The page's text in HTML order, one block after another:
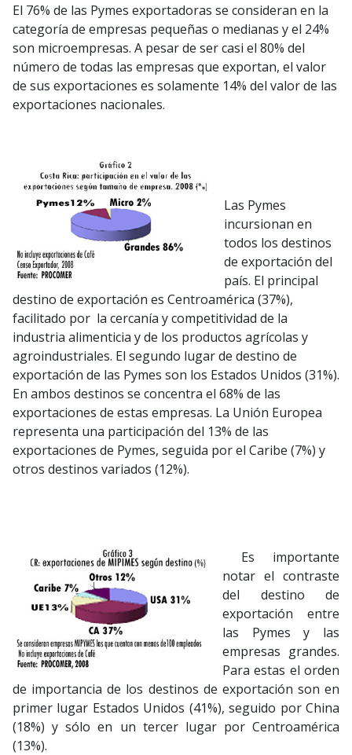
El 76% de las Pymes exportadoras se consideran en la
categoría de empresas pequeñas o medianas y el 24%
son microempresas. A pesar de ser casi el 80% del
número de todas las empresas que exportan, el valor
de sus exportaciones es solamente 14% del valor de las
exportaciones nacionales.
Las Pymes
incursionan en
todos los destinos
de exportación del
país. El principal
destino de exportación es Centroamérica (37%),
facilitado por la cercanía y competitividad de la
industria alimenticia y de los productos agrícolas y
agroindustriales. El segundo lugar de destino de
exportación de las Pymes son los Estados Unidos (31%).
En ambos destinos se concentra el 68% de las
exportaciones de estas empresas. La Unión Europea
representa una participación del 13% de las
exportaciones de Pymes, seguida por el Caribe (7%) y
otros destinos variados (12%).
Es importante
notar el contraste
del destino de
exportación entre
las Pymes y las
empresas grandes.
Para estas el orden
de importancia de los destinos de exportación son en
primer lugar Estados Unidos (41%), seguido por China
(18%) y sólo en un tercer lugar por Centroamérica
(13%).